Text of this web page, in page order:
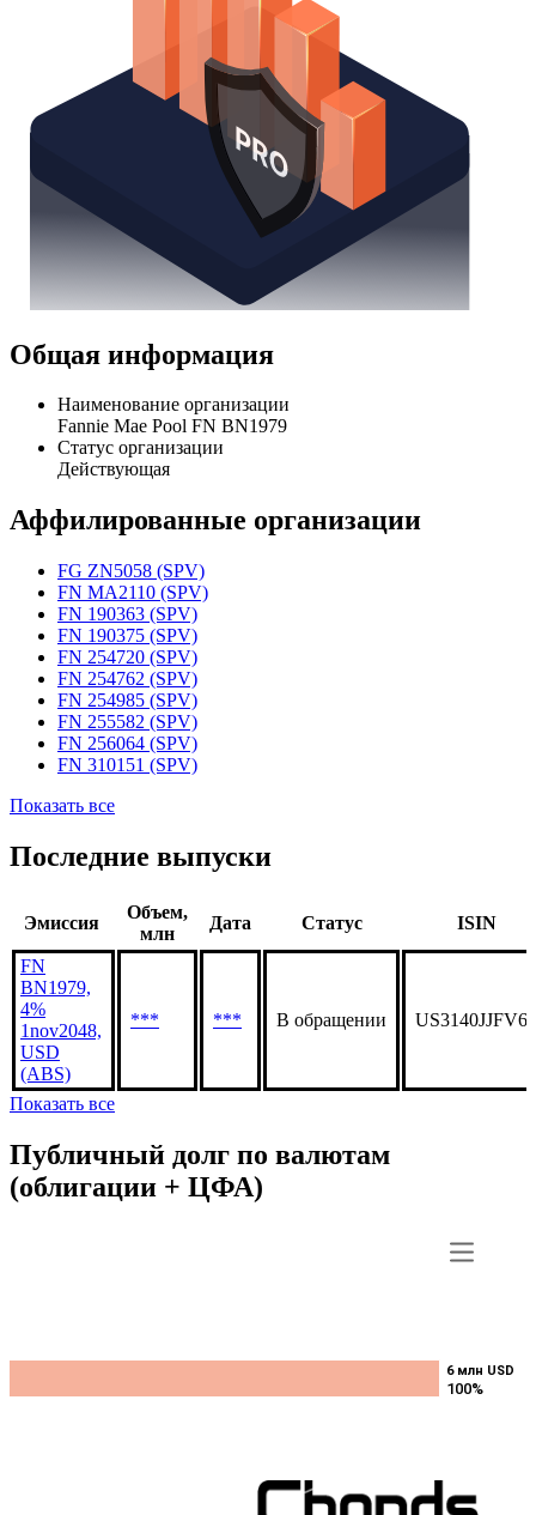
Общая информация
Наименование организации
Fannie Mae Pool FN BN1979
Статус организации
Действующая
Аффилированные организации
FG ZN5058 (SPV)
FN MA2110 (SPV)
FN 190363 (SPV)
FN 190375 (SPV)
FN 254720 (SPV)
FN 254762 (SPV)
FN 254985 (SPV)
FN 255582 (SPV)
FN 256064 (SPV)
FN 310151 (SPV)
Показать все
Последние выпуски
Эмиссия
Объем,
млн
Дата Статус ISIN
FN
BN1979,
4%
1nov2048,
USD
(ABS)
*** *** В обращении US3140JJFV68
Показать все
Публичный долг по валютам
(облигации + ЦФА)
6 млн USD
100%
6 млн USD
100%